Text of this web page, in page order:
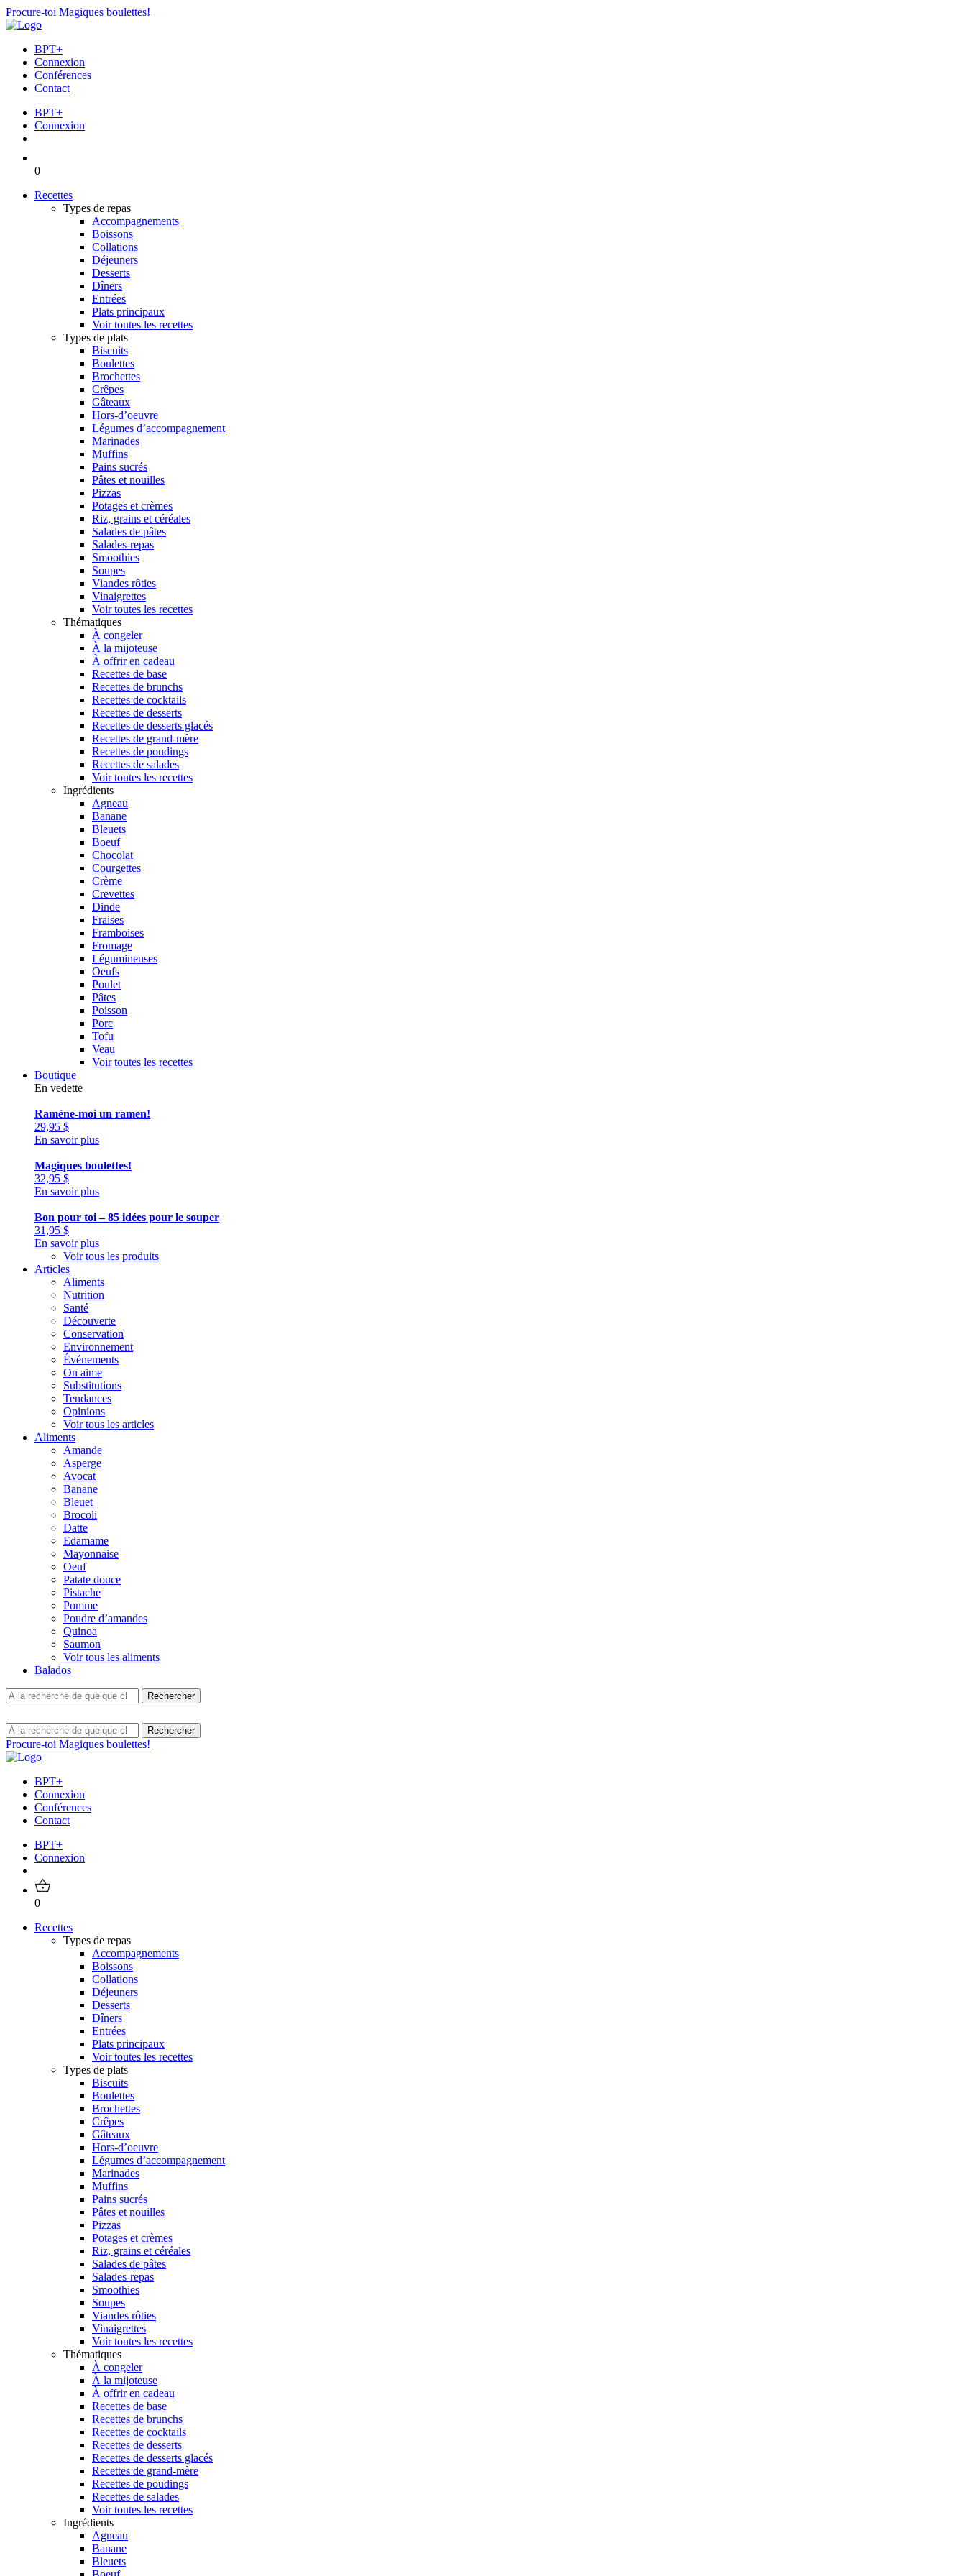
Procure-toi Magiques boulettes!
BPT+
Connexion
Conférences
Contact
BPT+
Connexion
0
Recettes
Types de repas
Accompagnements
Boissons
Collations
Déjeuners
Desserts
Dîners
Entrées
Plats principaux
Voir toutes les recettes
Types de plats
Biscuits
Boulettes
Brochettes
Crêpes
Gâteaux
Hors-d’oeuvre
Légumes d’accompagnement
Marinades
Muffins
Pains sucrés
Pâtes et nouilles
Pizzas
Potages et crèmes
Riz, grains et céréales
Salades de pâtes
Salades-repas
Smoothies
Soupes
Viandes rôties
Vinaigrettes
Voir toutes les recettes
Thématiques
À congeler
À la mijoteuse
À offrir en cadeau
Recettes de base
Recettes de brunchs
Recettes de cocktails
Recettes de desserts
Recettes de desserts glacés
Recettes de grand-mère
Recettes de poudings
Recettes de salades
Voir toutes les recettes
Ingrédients
Agneau
Banane
Bleuets
Boeuf
Chocolat
Courgettes
Crème
Crevettes
Dinde
Fraises
Framboises
Fromage
Légumineuses
Oeufs
Poulet
Pâtes
Poisson
Porc
Tofu
Veau
Voir toutes les recettes
Boutique
En vedette
Ramène-moi un ramen!
29,95 $
En savoir plus
Magiques boulettes!
32,95 $
En savoir plus
Bon pour toi – 85 idées pour le souper
31,95 $
En savoir plus
Voir tous les produits
Articles
Aliments
Nutrition
Santé
Découverte
Conservation
Environnement
Événements
On aime
Substitutions
Tendances
Opinions
Voir tous les articles
Aliments
Amande
Asperge
Avocat
Banane
Bleuet
Brocoli
Datte
Edamame
Mayonnaise
Oeuf
Patate douce
Pistache
Pomme
Poudre d’amandes
Quinoa
Saumon
Voir tous les aliments
Balados
Procure-toi Magiques boulettes!
BPT+
Connexion
Conférences
Contact
BPT+
Connexion
0
Recettes
Types de repas
Accompagnements
Boissons
Collations
Déjeuners
Desserts
Dîners
Entrées
Plats principaux
Voir toutes les recettes
Types de plats
Biscuits
Boulettes
Brochettes
Crêpes
Gâteaux
Hors-d’oeuvre
Légumes d’accompagnement
Marinades
Muffins
Pains sucrés
Pâtes et nouilles
Pizzas
Potages et crèmes
Riz, grains et céréales
Salades de pâtes
Salades-repas
Smoothies
Soupes
Viandes rôties
Vinaigrettes
Voir toutes les recettes
Thématiques
À congeler
À la mijoteuse
À offrir en cadeau
Recettes de base
Recettes de brunchs
Recettes de cocktails
Recettes de desserts
Recettes de desserts glacés
Recettes de grand-mère
Recettes de poudings
Recettes de salades
Voir toutes les recettes
Ingrédients
Agneau
Banane
Bleuets